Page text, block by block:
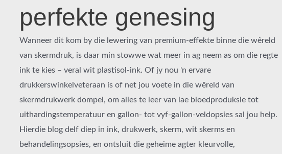
perfekte genesing
Wanneer dit kom by die lewering van premium-effekte binne die wêreld
van skermdruk, is daar min stowwe wat meer in ag neem as om die regte
ink te kies – veral wit plastisol-ink. Of jy nou 'n ervare
drukkerswinkelveteraan is of net jou voete in die wêreld van
skermdrukwerk dompel, om alles te leer van lae bloedproduksie tot
uithardingstemperatuur en gallon- tot vyf-gallon-veldopsies sal jou help.
Hierdie blog delf diep in ink, drukwerk, skerm, wit skerms en
behandelingsopsies, en ontsluit die geheime agter kleurvolle,